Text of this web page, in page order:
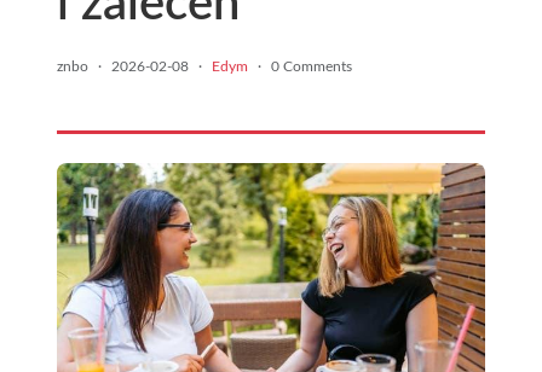
znbo · 2026-02-08 · Edym · 0 Comments